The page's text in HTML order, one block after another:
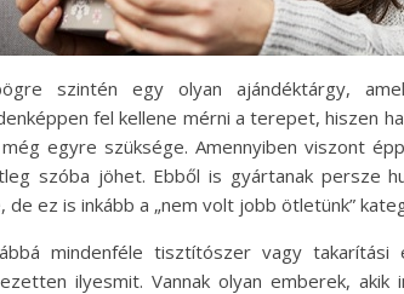
szintén egy olyan ajándéktárgy,
fel kellene mérni a terepet, hiszen
egyre szüksége. Amennyiben viszont
szóba jöhet. Ebből is gyártanak persze
de ez is inkább a „nem volt jobb ötletünk”
mindenféle tisztítószer vagy
ilyesmit. Vannak olyan emberek,